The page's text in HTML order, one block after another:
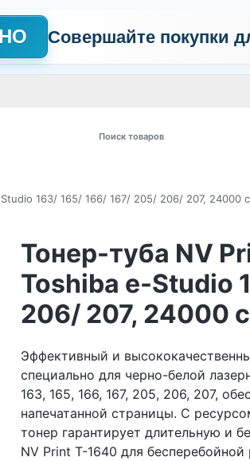
Совершайте покупки
163/ 165/ 166/ 167/ 205/ 206/ 207, 24000
Тонер-туба NV
Toshiba e-Studio
206/ 207, 24000
Эффективный и
специально для черно-белой
163, 165, 166, 167, 205, 206, 207,
напечатанной страницы. С
тонер гарантирует длительную и
NV Print T-1640 для